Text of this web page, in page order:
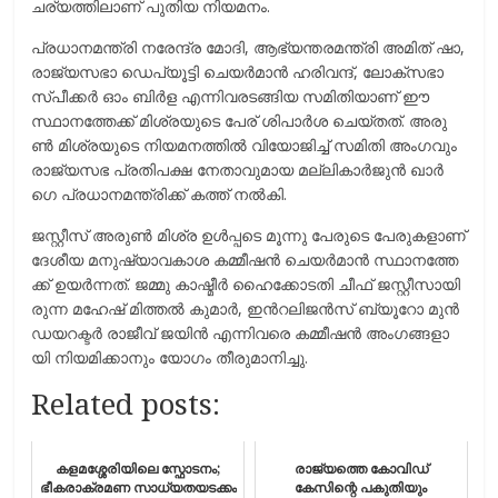
ച​ര്യ​ത്തി​ലാ​ണ് പു​തി​യ നി​യ​മ​നം.
പ്ര​ധാ​ന​മ​ന്ത്രി ന​രേ​ന്ദ്ര മോ​ദി, ആ​ഭ്യ​ന്ത​ര​മ​ന്ത്രി അ​മി​ത് ഷാ,
​രാ​ജ്യ​സ​ഭാ ഡെ​പ്യൂ​ട്ടി ചെ​യ​ർ​മാ​ൻ ഹ​രി​വ​ന്ദ്, ലോ​ക്സ​ഭാ
സ്പീ​ക്ക​ർ ഓം ​ബി​ർ​ള എ​ന്നി​വ​ര​ട​ങ്ങി​യ സ​മി​തി​യാ​ണ് ഈ ​
സ്ഥാ​ന​ത്തേ​ക്ക് മി​ശ്ര​യു​ടെ പേ​ര് ശി​പാ​ർ​ശ ചെ​യ്ത​ത്. അ​രു​
ണ്‍ മി​ശ്ര​യു​ടെ നി​യ​മ​ന​ത്തി​ൽ വി​യോ​ജി​ച്ച് സ​മി​തി അം​ഗ​വും
രാ​ജ്യ​സ​ഭ പ്ര​തി​പ​ക്ഷ നേ​താ​വു​മാ​യ മ​ല്ലി​കാ​ർ​ജു​ൻ ഖാ​ർ​
ഗെ പ്ര​ധാ​ന​മ​ന്ത്രി​ക്ക് ക​ത്ത് ന​ൽ​കി.
ജ​സ്റ്റീ​സ് അ​രു​ണ്‍ മി​ശ്ര ഉ​ൾ​പ്പ​ടെ മൂ​ന്നു പേ​രു​ടെ പേ​രു​ക​ളാ​ണ്
ദേ​ശീ​യ മ​നു​ഷ്യാ​വ​കാ​ശ ക​മ്മീ​ഷ​ൻ ചെ​യ​ർ​മാ​ൻ സ്ഥാ​ന​ത്തേ​
ക്ക് ഉ​യ​ർ​ന്ന​ത്. ജ​മ്മു കാ​ഷ്മീ​ർ ഹൈ​ക്കോ​ട​തി ചീ​ഫ് ജ​സ്റ്റീ​സാ​യി​
രു​ന്ന മ​ഹേ​ഷ് മി​ത്ത​ൽ കു​മാ​ർ, ഇ​ന്‍റ​ലി​ജ​ൻ​സ് ബ്യൂ​റോ മു​ൻ
ഡ​യ​റ​ക്ട​ർ രാ​ജീ​വ് ജ​യി​ൻ എ​ന്നി​വ​രെ ക​മ്മീ​ഷ​ൻ അം​ഗ​ങ്ങ​ളാ​
യി നി​യ​മി​ക്കാ​നും യോ​ഗം തീ​രു​മാ​നി​ച്ചു.
Related posts:
കളമശ്ശേരിയിലെ സ്ഫോടനം;
ഭീകരാക്രമണ സാധ്യതയടക്കം
രാജ്യത്തെ കോവിഡ്
കേസിന്റെ പകുതിയും